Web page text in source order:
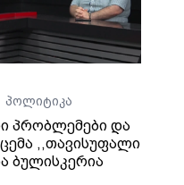
პოლიტიკა
პრობლემები და
,,თავისუფალი
ბულისკერია